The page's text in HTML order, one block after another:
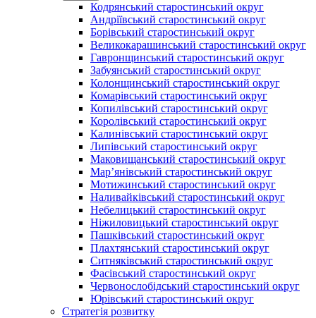
Кодрянський старостинський округ
Андріївський старостинський округ
Борівський старостинський округ
Великокарашинський старостинський округ
Гавронщинський старостинський округ
Забуянський старостинський округ
Колонщинський старостинський округ
Комарівський старостинський округ
Копилівський старостинський округ
Королівський старостинський округ
Калинівський старостинський округ
Липівський старостинський округ
Маковищанський старостинський округ
Мар’янівський старостинський округ
Мотижинський старостинський округ
Наливайківський старостинський округ
Небелицький старостинський округ
Ніжиловицький старостинський округ
Пашківський старостинський округ
Плахтянський старостинський округ
Ситняківський старостинський округ
Фасівський старостинський округ
Червонослобідський старостинський округ
Юрівський старостинський округ
Стратегія розвитку